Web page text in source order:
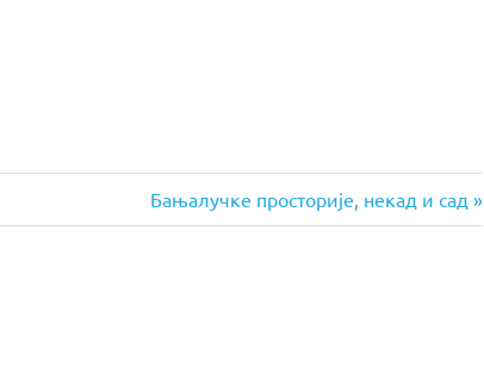
Next
Post:
Бањалучке просторије, некад и сад